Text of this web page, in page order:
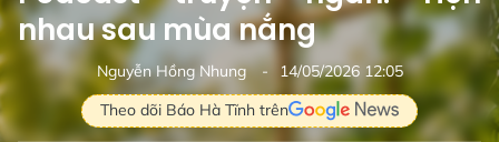
nhau sau mùa nắng
Nguyễn Hồng Nhung
14/05/2026 12:05
Theo dõi Báo Hà Tĩnh trên